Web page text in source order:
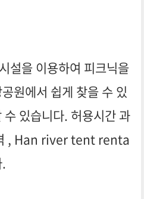
설을 이용하여 피크닉을
원에서 쉽게 찾을 수 있
있습니다. 허용시간 과
, Han river tent renta